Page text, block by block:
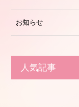
お知らせ
人気記事